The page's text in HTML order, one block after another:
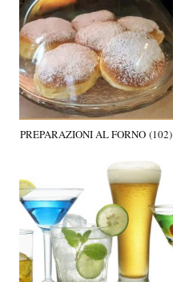
PREPARAZIONI AL FORNO (102)